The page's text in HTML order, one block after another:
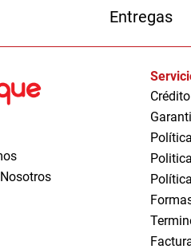
Entregas